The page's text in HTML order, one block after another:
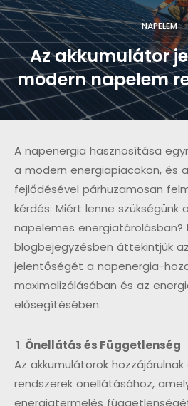
NAPELEM
Az akkumulátor
modern napelem
A napenergia hasznosítása
a modern energiapiacokon, és
fejlődésével párhuzamosan
kérdés: Miért lenne szükségünk
napelemes energiatárolásban?
blogbejegyzésben áttekintjük
jelentőségét a napenergia-
maximalizálásában és az
elősegítésében.
Önellátás és Függetlenség
Az akkumulátorok
rendszerek önellátásához,
energiatermelés